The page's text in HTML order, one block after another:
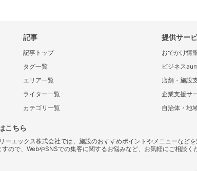
記事
記事トップ
タグ一覧
エリア一覧
ライター一覧
カテゴリ一覧
提供サー
おでかけ情
ビジネス
店舗・施設
企業支援サ
自治体・地
こちら
ーエックス株式会社では、施設のおすすめポイントやメニューなど
ので、WebやSNSでの集客に関するお悩みなど、お気軽にご相談く